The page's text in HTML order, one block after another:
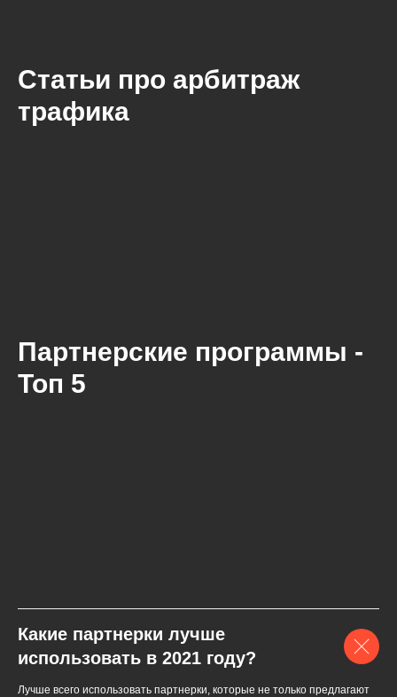
Статьи про арбитраж
трафика
Партнерские программы -
Топ 5
Какие партнерки лучше
использовать в 2021 году?
Лучше всего использовать партнерки, которые не только предлагают